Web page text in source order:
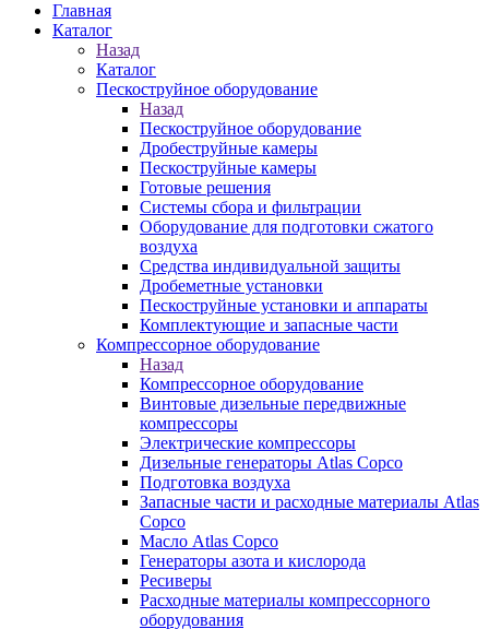
Главная
Каталог
Назад
Каталог
Пескоструйное оборудование
Назад
Пескоструйное оборудование
Дробеструйные камеры
Пескоструйные камеры
Готовые решения
Системы сбора и фильтрации
Оборудование для подготовки сжатого
воздуха
Средства индивидуальной защиты
Дробеметные установки
Пескоструйные установки и аппараты
Комплектующие и запасные части
Компрессорное оборудование
Назад
Компрессорное оборудование
Винтовые дизельные передвижные
компрессоры
Электрические компрессоры
Дизельные генераторы Atlas Copco
Подготовка воздуха
Запасные части и расходные материалы Atlas
Copco
Масло Atlas Copco
Генераторы азота и кислорода
Ресиверы
Расходные материалы компрессорного
оборудования